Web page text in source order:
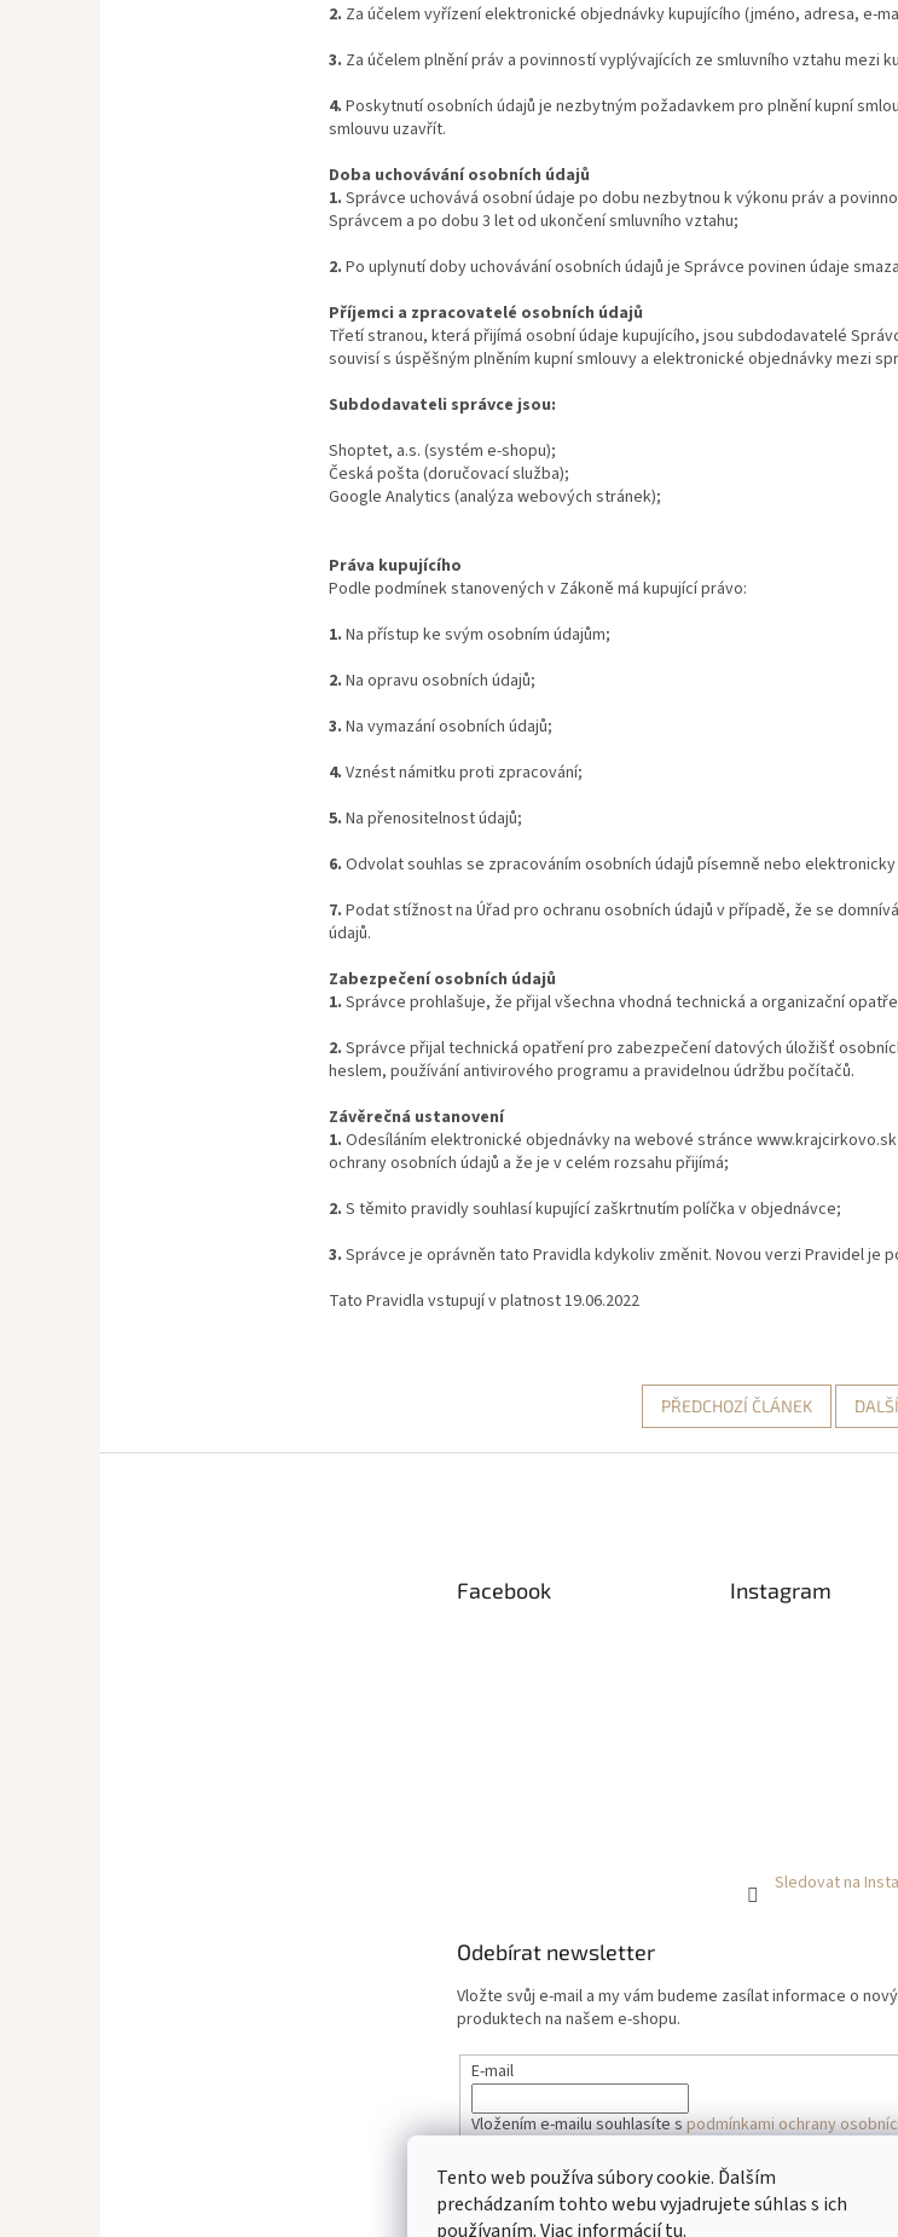
Tento web používa súbory cookie. Ďalším
prechádzaním tohto webu vyjadrujete súhlas s ich
používaním. Viac informáciítu.
2. Za účelem vyřízení elektronické objednávky kupujícího (jméno, adresa, e-
3. Za účelem plnění práv a povinností vyplývajících ze smluvního vztahu mezi
4. Poskytnutí osobních údajů je nezbytným požadavkem pro plnění kupní
smlouvu uzavřít.
Doba uchovávání osobních údajů
1. Správce uchovává osobní údaje po dobu nezbytnou k výkonu práv a
Správcem a po dobu 3 let od ukončení smluvního vztahu;
2. Po uplynutí doby uchovávání osobních údajů je Správce povinen údaje
Příjemci a zpracovatelé osobních údajů
Třetí stranou, která přijímá osobní údaje kupujícího, jsou subdodavatelé
souvisí s úspěšným plněním kupní smlouvy a elektronické objednávky mezi
Subdodavateli správce jsou:
Shoptet, a.s. (systém e-shopu);
Česká pošta (doručovací služba);
Google Analytics (analýza webových stránek);
Práva kupujícího
Podle podmínek stanovených v Zákoně má kupující právo:
1. Na přístup ke svým osobním údajům;
2. Na opravu osobních údajů;
3. Na vymazání osobních údajů;
4. Vznést námitku proti zpracování;
5. Na přenositelnost údajů;
6. Odvolat souhlas se zpracováním osobních údajů písemně nebo
7. Podat stížnost na Úřad pro ochranu osobních údajů v případě, že se
údajů.
Zabezpečení osobních údajů
1. Správce prohlašuje, že přijal všechna vhodná technická a organizační
2. Správce přijal technická opatření pro zabezpečení datových úložišť
heslem, používání antivirového programu a pravidelnou údržbu počítačů.
Závěrečná ustanovení
1. Odesíláním elektronické objednávky na webové stránce
ochrany osobních údajů a že je v celém rozsahu přijímá;
2. S těmito pravidly souhlasí kupující zaškrtnutím políčka v objednávce;
3. Správce je oprávněn tato Pravidla kdykoliv změnit. Novou verzi Pravidel je
Tato Pravidla vstupují v platnost 19.06.2022
PŘEDCHOZÍ ČLÁNEK
Facebook Instagram
Sledovat na
Odebírat newsletter
Vložte svůj e-mail a my vám budeme zasílat informace o
produktech na našem e-shopu.
E-mail
Vložením e-mailu souhlasíte spodmínkami ochrany
PŘIHLÁSIT SE